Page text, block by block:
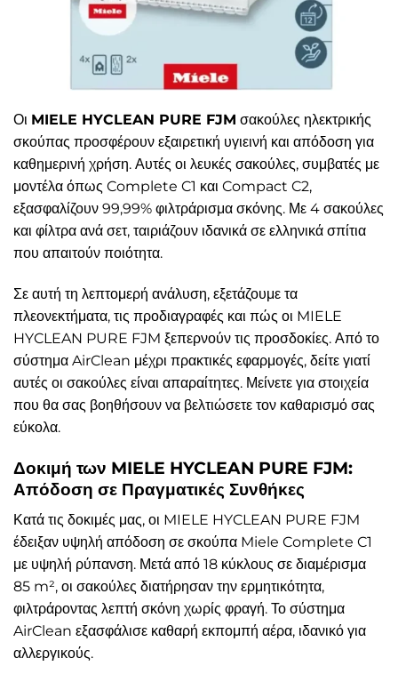
Οι MIELE HYCLEAN PURE FJM σακούλες ηλεκτρικής
σκούπας προσφέρουν εξαιρετική υγιεινή και απόδοση για
καθημερινή χρήση. Αυτές οι λευκές σακούλες, συμβατές με
μοντέλα όπως Complete C1 και Compact C2,
εξασφαλίζουν 99,99% φιλτράρισμα σκόνης. Με 4 σακούλες
και φίλτρα ανά σετ, ταιριάζουν ιδανικά σε ελληνικά σπίτια
που απαιτούν ποιότητα.
Σε αυτή τη λεπτομερή ανάλυση, εξετάζουμε τα
πλεονεκτήματα, τις προδιαγραφές και πώς οι MIELE
HYCLEAN PURE FJM ξεπερνούν τις προσδοκίες. Από το
σύστημα AirClean μέχρι πρακτικές εφαρμογές, δείτε γιατί
αυτές οι σακούλες είναι απαραίτητες. Μείνετε για στοιχεία
που θα σας βοηθήσουν να βελτιώσετε τον καθαρισμό σας
εύκολα.
Δοκιμή των MIELE HYCLEAN PURE FJM:
Απόδοση σε Πραγματικές Συνθήκες
Κατά τις δοκιμές μας, οι MIELE HYCLEAN PURE FJM
έδειξαν υψηλή απόδοση σε σκούπα Miele Complete C1
με υψηλή ρύπανση. Μετά από 18 κύκλους σε διαμέρισμα
85 m², οι σακούλες διατήρησαν την ερμητικότητα,
φιλτράροντας λεπτή σκόνη χωρίς φραγή. Το σύστημα
AirClean εξασφάλισε καθαρή εκπομπή αέρα, ιδανικό για
αλλεργικούς.